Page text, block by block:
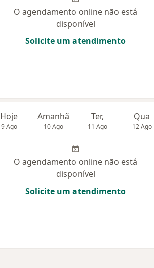
O agendamento online não está
disponível
Solicite um atendimento
Hoje
9 Ago
Amanhã
10 Ago
Ter,
11 Ago
Qua
12 Ago
O agendamento online não está
disponível
Solicite um atendimento